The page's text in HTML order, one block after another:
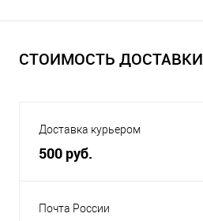
СТОИМОСТЬ ДОСТАВКИ
Доставка курьером
500 руб.
Почта России